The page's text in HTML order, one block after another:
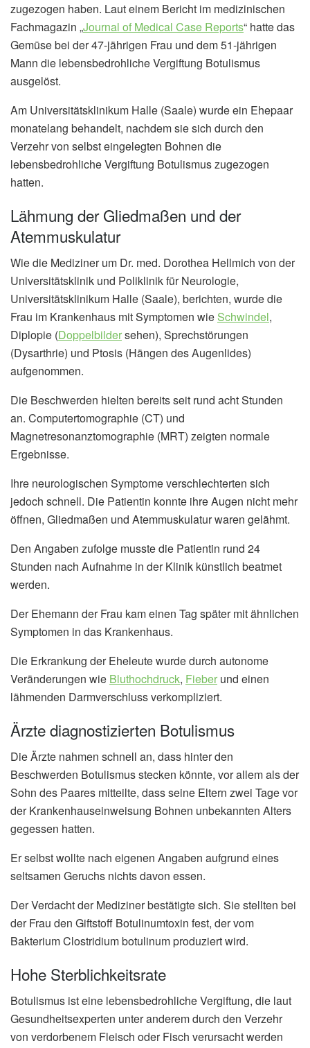
zugezogen haben. Laut einem Bericht im medizinischen
Fachmagazin „Journal of Medical Case Reports“ hatte das
Gemüse bei der 47-jährigen Frau und dem 51-jährigen
Mann die lebensbedrohliche Vergiftung Botulismus
ausgelöst.
Am Universitätsklinikum Halle (Saale) wurde ein Ehepaar
monatelang behandelt, nachdem sie sich durch den
Verzehr von selbst eingelegten Bohnen die
lebensbedrohliche Vergiftung Botulismus zugezogen
hatten.
Lähmung der Gliedmaßen und der
Atemmuskulatur
Wie die Mediziner um Dr. med. Dorothea Hellmich von der
Universitätsklinik und Poliklinik für Neurologie,
Universitätsklinikum Halle (Saale), berichten, wurde die
Frau im Krankenhaus mit Symptomen wie Schwindel,
Diplopie (Doppelbildersehen), Sprechstörungen
(Dysarthrie) und Ptosis (Hängen des Augenlides)
aufgenommen.
Die Beschwerden hielten bereits seit rund acht Stunden
an. Computertomographie (CT) und
Magnetresonanztomographie (MRT) zeigten normale
Ergebnisse.
Ihre neurologischen Symptome verschlechterten sich
jedoch schnell. Die Patientin konnte ihre Augen nicht mehr
öffnen, Gliedmaßen und Atemmuskulatur waren gelähmt.
Den Angaben zufolge musste die Patientin rund 24
Stunden nach Aufnahme in der Klinik künstlich beatmet
werden.
Der Ehemann der Frau kam einen Tag später mit ähnlichen
Symptomen in das Krankenhaus.
Die Erkrankung der Eheleute wurde durch autonome
Veränderungen wie Bluthochdruck, Fieber und einen
lähmenden Darmverschluss verkompliziert.
Ärzte diagnostizierten Botulismus
Die Ärzte nahmen schnell an, dass hinter den
Beschwerden Botulismus stecken könnte, vor allem als der
Sohn des Paares mitteilte, dass seine Eltern zwei Tage vor
der Krankenhauseinweisung Bohnen unbekannten Alters
gegessen hatten.
Er selbst wollte nach eigenen Angaben aufgrund eines
seltsamen Geruchs nichts davon essen.
Der Verdacht der Mediziner bestätigte sich. Sie stellten bei
der Frau den Giftstoff Botulinumtoxin fest, der vom
Bakterium Clostridium botulinum produziert wird.
Hohe Sterblichkeitsrate
Botulismus ist eine lebensbedrohliche Vergiftung, die laut
Gesundheitsexperten unter anderem durch den Verzehr
von verdorbenem Fleisch oder Fisch verursacht werden